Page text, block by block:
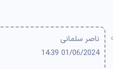
ناصر سلمانی
01/06/2024 14:39